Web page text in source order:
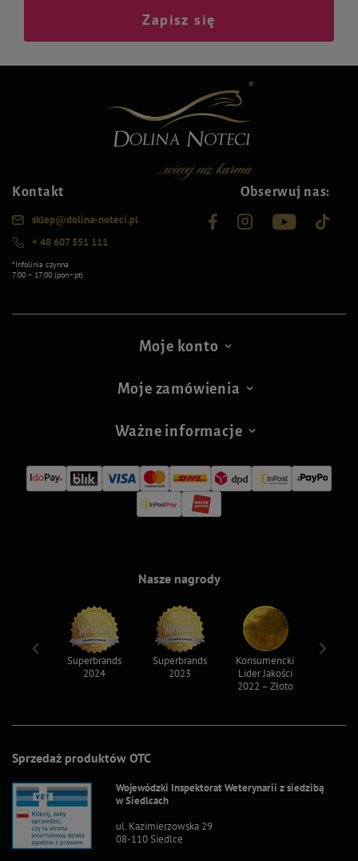
Zapisz się
Kontakt
sklep@dolina-noteci.pl
+ 48 607 551 111
*Infolinia czynna
7:00 – 17:00 (pon–pt)
Obserwuj nas:
Moje konto
Moje zamówienia
Ważne informacje
Sprzedaż produktów OTC
Wojewódzki Inspektorat Weterynarii z siedzibą
w Siedlcach
ul. Kazimierzowska 29
08-110 Siedlce
Nasze nagrody
Superbrands
2024
Superbrands
2023
Konsumencki
Lider Jakości
2022 – Złoto